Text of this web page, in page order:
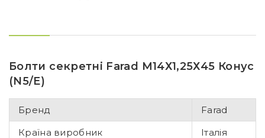
Болти секретні Farad М14Х1,25Х45 Конус
(N5/E)
Бренд
Farad
Країна виробник
Італія